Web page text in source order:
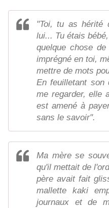
"Toi, tu as hérité
lui... Tu étais
quelque chose
imprégné en toi,
mettre de mots
En feuilletant son
me regarder, elle
est amené à
sans le savoir".
Ma mère se
qu'il mettait de
père avait fait
mallette kaki
journaux et de